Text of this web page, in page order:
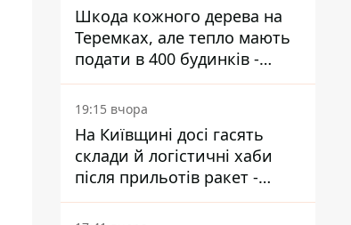
Шкода кожного дерева на
Теремках, але тепло мають
подати в 400 будинків -
депутатка Київради
19:15 вчора
На Київщині досі гасять
склади й логістичні хаби
після прильотів ракет -
ДСНС